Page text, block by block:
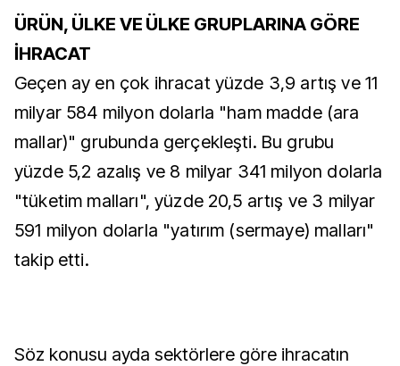
ÜRÜN, ÜLKE VE ÜLKE GRUPLARINA GÖRE
İHRACAT
Geçen ay en çok ihracat yüzde 3,9 artış ve 11
milyar 584 milyon dolarla "ham madde (ara
mallar)" grubunda gerçekleşti. Bu grubu
yüzde 5,2 azalış ve 8 milyar 341 milyon dolarla
"tüketim malları", yüzde 20,5 artış ve 3 milyar
591 milyon dolarla "yatırım (sermaye) malları"
takip etti.
Söz konusu ayda sektörlere göre ihracatın